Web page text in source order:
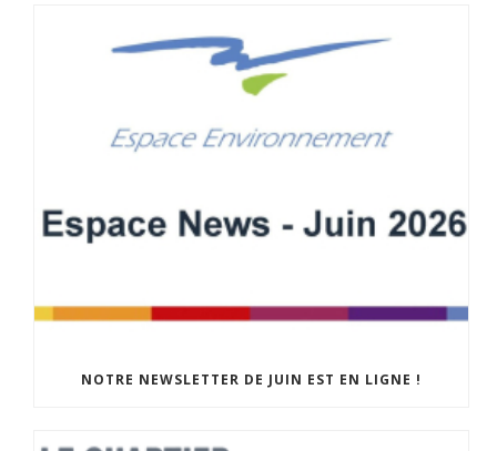
NOTRE NEWSLETTER DE JUIN EST EN LIGNE !